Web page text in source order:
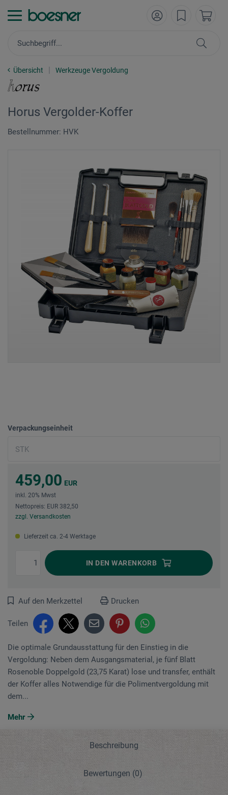
Übersicht Werkzeuge Vergoldung
Horus Vergolder-Koffer
Bestellnummer: HVK
Verpackungseinheit
459,00 EUR
inkl. 20% Mwst
Nettopreis: EUR 382,50
zzgl. Versandkosten
Lieferzeit ca. 2-4 Werktage
IN DEN WARENKORB
Auf den Merkzettel Drucken
Teilen
Die optimale Grundausstattung für den Einstieg in die
Vergoldung: Neben dem Ausgangsmaterial, je fünf Blatt
Rosenoble Doppelgold (23,75 Karat) lose und transfer, enthält
der Koffer alles Notwendige für die Polimentvergoldung mit
dem...
Mehr
Beschreibung
Bewertungen (0)